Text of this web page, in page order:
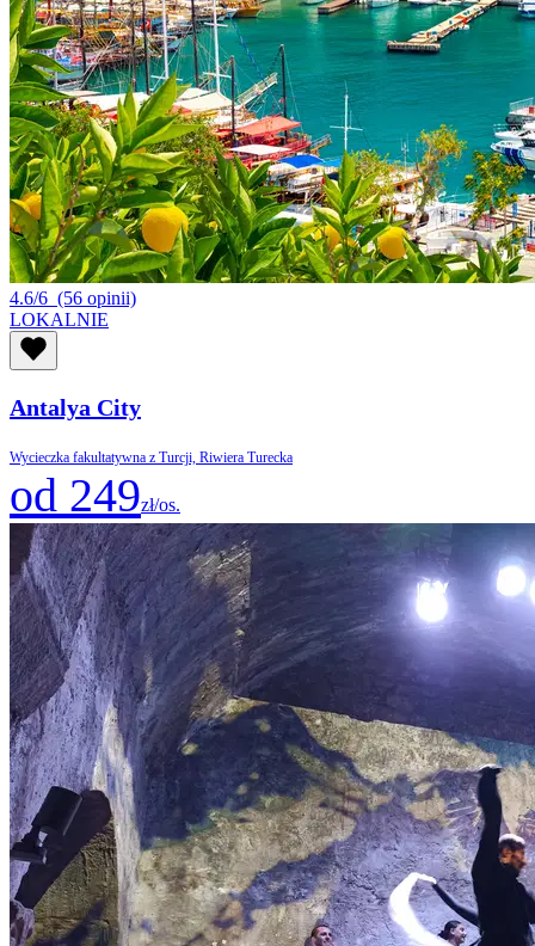
4.6/6 (56 opinii)
LOKALNIE
Antalya City
Wycieczka fakultatywna z Turcji, Riwiera Turecka
od 249zł/os.